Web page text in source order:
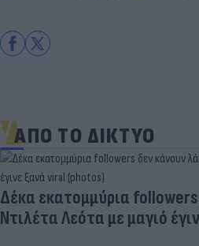
ΑΠΟ ΤΟ ΔΙΚΤΥΟ